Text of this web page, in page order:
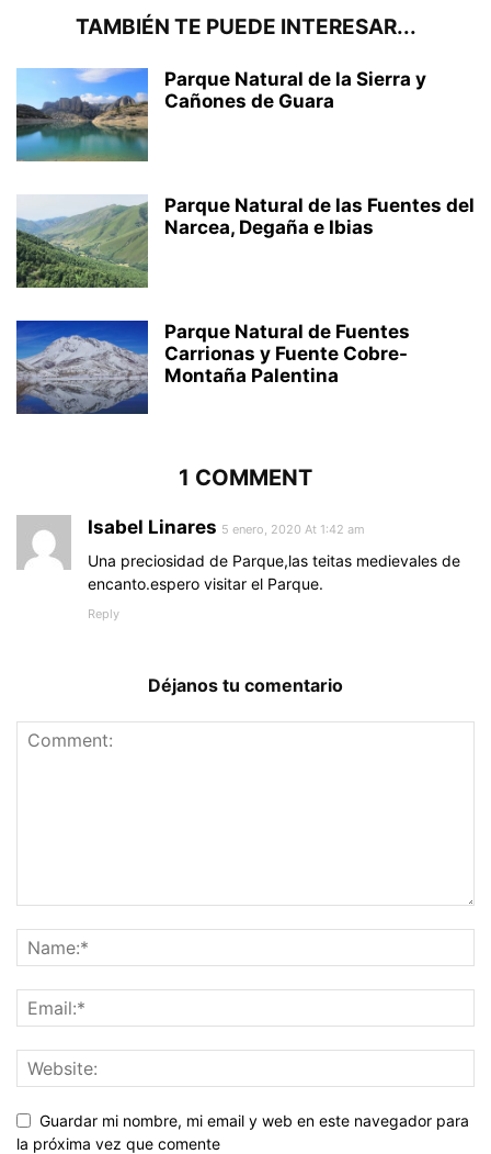
TAMBIÉN TE PUEDE INTERESAR...
Parque Natural de la Sierra y
Cañones de Guara
Parque Natural de las Fuentes del
Narcea, Degaña e Ibias
Parque Natural de Fuentes
Carrionas y Fuente Cobre-
Montaña Palentina
1 COMMENT
Isabel Linares 5 enero, 2020 At 1:42 am
Una preciosidad de Parque,las teitas medievales de
encanto.espero visitar el Parque.
Reply
Déjanos tu comentario
Guardar mi nombre, mi email y web en este navegador para
la próxima vez que comente